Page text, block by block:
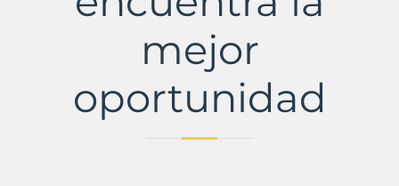
mejor
oportunidad